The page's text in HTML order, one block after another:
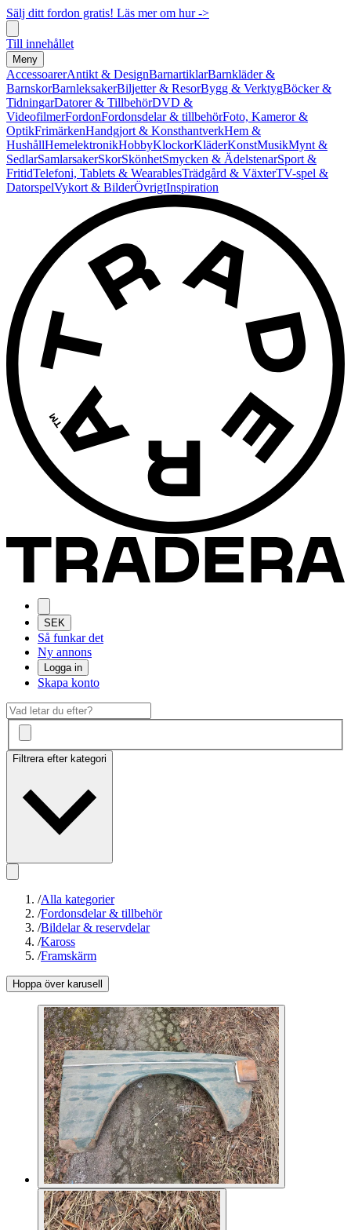
Sälj ditt fordon gratis! Läs mer om hur ->
Till innehållet
Meny
AccessoarerAntikt & DesignBarnartiklarBarnkläder &
BarnskorBarnleksakerBiljetter & ResorBygg & VerktygBöcker &
TidningarDatorer & TillbehörDVD &
VideofilmerFordonFordonsdelar & tillbehörFoto, Kameror &
OptikFrimärkenHandgjort & KonsthantverkHem &
HushållHemelektronikHobbyKlockorKläderKonstMusikMynt &
SedlarSamlarsakerSkorSkönhetSmycken & ÄdelstenarSport &
FritidTelefoni, Tablets & WearablesTrädgård & VäxterTV-spel &
DatorspelVykort & BilderÖvrigtInspiration
SEK
Så funkar det
Ny annons
Logga in
Skapa konto
Filtrera efter kategori
/Alla kategorier
/Fordonsdelar & tillbehör
/Bildelar & reservdelar
/Kaross
/Framskärm
Hoppa över karusell